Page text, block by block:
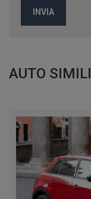
INVIA
AUTO SIMILI